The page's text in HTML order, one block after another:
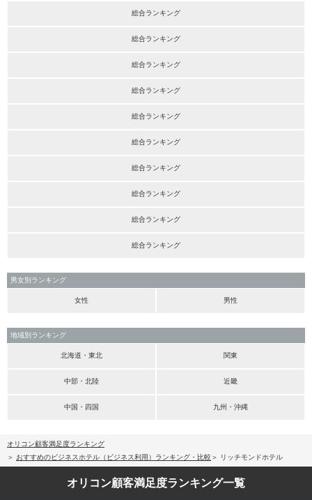
総合ランキング
総合ランキング
総合ランキング
総合ランキング
総合ランキング
総合ランキング
総合ランキング
総合ランキング
総合ランキング
総合ランキング
男女別ランキング
女性 男性
地域別ランキング
北海道・東北 関東
中部・北陸 近畿
中国・四国 九州・沖縄
オリコン顧客満足度ランキング
おすすめのビジネスホテル（ビジネス利用）ランキング・比較
リッチモンドホテル
オリコン顧客満足度ランキング一覧